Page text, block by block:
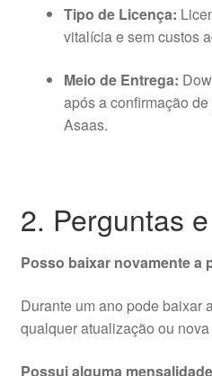
Tipo de Licença:
vitalícia e sem custos
Meio de Entrega:
após a confirmação
Asaas.
2. Perguntas
Posso baixar novamente a
Durante um ano pode baixar
qualquer atualização ou
Possui alguma